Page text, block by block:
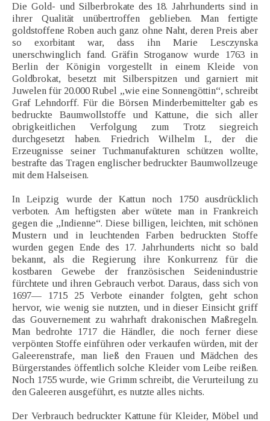
Die Gold- und Silberbrokate des 18. Jahrhunderts sind in
ihrer Qualität unübertroffen geblieben. Man fertigte
goldstoffene Roben auch ganz ohne Naht, deren Preis aber
so exorbitant war, dass ihn Marie Lesczynska
unerschwinglich fand. Gräfin Stroganow wurde 1763 in
Berlin der Königin vorgestellt in einem Kleide von
Goldbrokat, besetzt mit Silberspitzen und garniert mit
Juwelen für 20.000 Rubel „wie eine Sonnengöttin“, schreibt
Graf Lehndorff. Für die Börsen Minderbemittelter gab es
bedruckte Baumwollstoffe und Kattune, die sich aller
obrigkeitlichen Verfolgung zum Trotz siegreich
durchgesetzt haben. Friedrich Wilhelm I., der die
Erzeugnisse seiner Tuchmanufakturen schützen wollte,
bestrafte das Tragen englischer bedruckter Baumwollzeuge
mit dem Halseisen.
In Leipzig wurde der Kattun noch 1750 ausdrücklich
verboten. Am heftigsten aber wütete man in Frankreich
gegen die „Indienne“. Diese billigen, leichten, mit schönen
Mustern und in leuchtenden Farben bedruckten Stoffe
wurden gegen Ende des 17. Jahrhunderts nicht so bald
bekannt, als die Regierung ihre Konkurrenz für die
kostbaren Gewebe der französischen Seidenindustrie
fürchtete und ihren Gebrauch verbot. Daraus, dass sich von
1697— 1715 25 Verbote einander folgten, geht schon
hervor, wie wenig sie nutzten, und in dieser Einsicht griff
das Gouvernement zu wahrhaft drakonischen Maßregeln.
Man bedrohte 1717 die Händler, die noch ferner diese
verpönten Stoffe einführen oder verkaufen würden, mit der
Galeerenstrafe, man ließ den Frauen und Mädchen des
Bürgerstandes öffentlich solche Kleider vom Leibe reißen.
Noch 1755 wurde, wie Grimm schreibt, die Verurteilung zu
den Galeeren ausgeführt, es nutzte alles nichts.
Der Verbrauch bedruckter Kattune für Kleider, Möbel und